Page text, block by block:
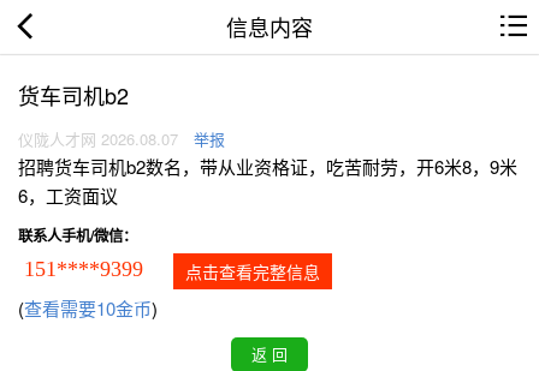
信息内容
货车司机b2
仪陇人才网 2026.08.07 举报
招聘货车司机b2数名，带从业资格证，吃苦耐劳，开6米8，9米
6，工资面议
联系人手机/微信：
151****9399 点击查看完整信息
(查看需要10金币)